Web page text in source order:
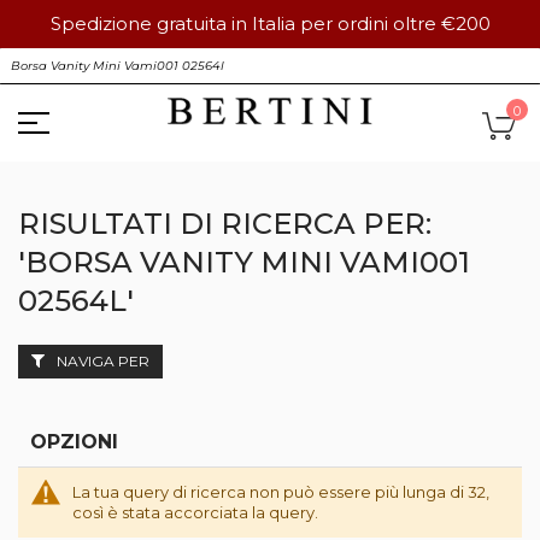
Spedizione gratuita in Italia per ordini oltre €200
al
contenuto
0
RISULTATI DI RICERCA PER:
'BORSA VANITY MINI VAMI001
02564L'
La tua query di ricerca non può essere più lunga di 32,
così è stata accorciata la query.
NAVIGA PER
OPZIONI